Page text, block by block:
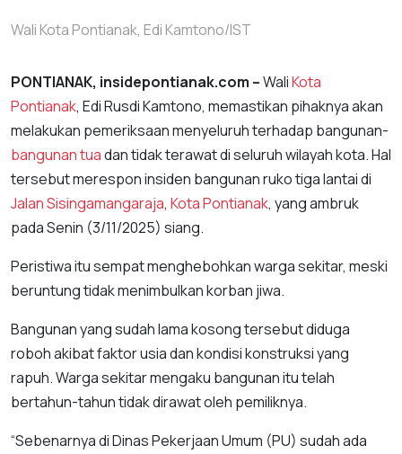
Wali Kota Pontianak, Edi Kamtono/IST
PONTIANAK, insidepontianak.com –WaliKota
Pontianak, Edi Rusdi Kamtono, memastikan pihaknya akan
melakukan pemeriksaan menyeluruh terhadap bangunan-
bangunan tuadan tidak terawat di seluruh wilayah kota. Hal
tersebut merespon insiden bangunan ruko tiga lantai di
Jalan Sisingamangaraja, Kota Pontianak, yang ambruk
pada Senin (3/11/2025) siang.
Peristiwa itu sempat menghebohkan warga sekitar, meski
beruntung tidak menimbulkan korban jiwa.
Bangunan yang sudah lama kosong tersebut diduga
roboh akibat faktor usia dan kondisi konstruksi yang
rapuh. Warga sekitar mengaku bangunan itu telah
bertahun-tahun tidak dirawat oleh pemiliknya.
“Sebenarnya di Dinas Pekerjaan Umum (PU) sudah ada